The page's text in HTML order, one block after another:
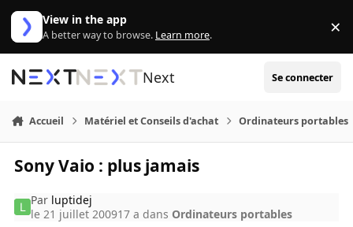
Aller au contenu
View in the app
A better way to browse. Learn more. ×
Next Se connecter
Accueil Matériel et Conseils d'achat Ordinateurs portables
Sony Vaio : plus jamais
Par luptidej
le 21 juillet 200917 a dans Ordinateurs portables